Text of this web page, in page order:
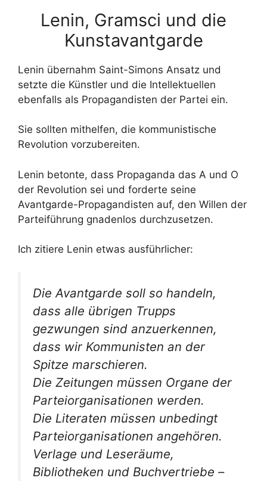
Lenin, Gramsci und die
Kunstavantgarde
Lenin übernahm Saint-Simons Ansatz und
setzte die Künstler und die Intellektuellen
ebenfalls als Propagandisten der Partei ein.
Sie sollten mithelfen, die kommunistische
Revolution vorzubereiten.
Lenin betonte, dass Propaganda das A und O
der Revolution sei und forderte seine
Avantgarde-Propagandisten auf, den Willen der
Parteiführung gnadenlos durchzusetzen.
Ich zitiere Lenin etwas ausführlicher:
Die Avantgarde soll so handeln,
dass alle übrigen Trupps
gezwungen sind anzuerkennen,
dass wir Kommunisten an der
Spitze marschieren.
Die Zeitungen müssen Organe der
Parteiorganisationen werden.
Die Literaten müssen unbedingt
Parteiorganisationen angehören.
Verlage und Leseräume,
Bibliotheken und Buchvertriebe –